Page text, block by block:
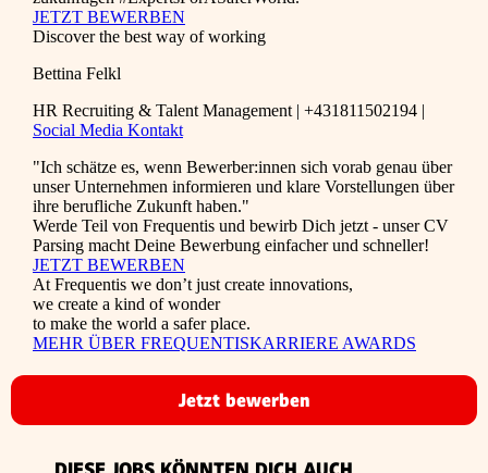
JETZT BEWERBEN
Discover the best way of working
Bettina Felkl
HR Recruiting & Talent Management | +431811502194 |
Social Media Kontakt
"Ich schätze es, wenn Bewerber:innen sich vorab genau über
unser Unternehmen informieren und klare Vorstellungen über
ihre berufliche Zukunft haben."
Werde Teil von Frequentis und bewirb Dich jetzt - unser CV
Parsing macht Deine Bewerbung einfacher und schneller!
JETZT BEWERBEN
At Frequentis we don’t just create innovations,
we create a kind of wonder
to make the world a safer place.
MEHR ÜBER FREQUENTISKARRIERE AWARDS
Jetzt bewerben